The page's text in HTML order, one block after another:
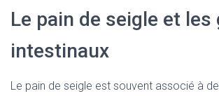
Le pain de seigle et les
intestinaux
Le pain de seigle est souvent associé à